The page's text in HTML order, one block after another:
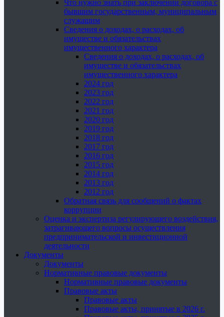
Что нужно знать при заключении договора с
бывшим государственным, муниципальным
служащим
Сведения о доходах, о расходах, об
имуществе и обязательствах
имущественного характера
Сведения о доходах, о расходах, об
имуществе и обязательствах
имущественного характера
2024 год
2023 год
2022 год
2021 год
2020 год
2019 год
2018 год
2017 год
2016 год
2015 год
2014 год
2013 год
2012 год
Обратная связь для сообщений о фактах
коррупции
Оценка и экспертиза регулирующего воздействия,
затрагивающего вопросы осуществления
предпринимательской и инвестиционной
деятельности
Документы
Документы
Нормативные правовые документы
Нормативные правовые документы
Правовые акты
Правовые акты
Правовые акты, принятые в 2026 г.